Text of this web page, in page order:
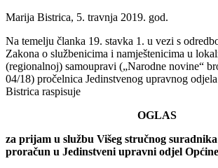
Marija Bistrica, 5. travnja 2019. god.
Na temelju članka 19. stavka 1. u vezi s
Zakona o službenicima i namještenicima u
(regionalnoj) samoupravi („Narodne novine“
04/18) pročelnica Jedinstvenog upravnog
Bistrica raspisuje
OGLAS
za prijam u službu Višeg stručnog
proračun u Jedinstveni upravni odjel